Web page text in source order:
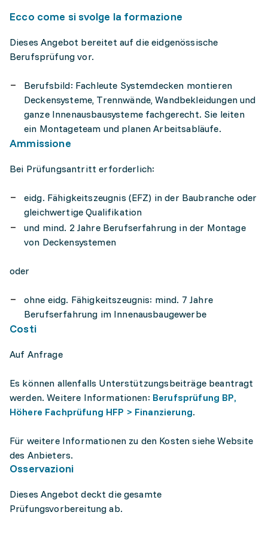
Ecco come si svolge la formazione
Dieses Angebot bereitet auf die eidgenössische
Berufsprüfung vor.
Berufsbild: Fachleute Systemdecken montieren
Deckensysteme, Trennwände, Wandbekleidungen und
ganze Innenausbausysteme fachgerecht. Sie leiten
ein Montageteam und planen Arbeitsabläufe.
Ammissione
Bei Prüfungsantritt erforderlich:
eidg. Fähigkeitszeugnis (EFZ) in der Baubranche oder
gleichwertige Qualifikation
und mind. 2 Jahre Berufserfahrung in der Montage
von Deckensystemen
oder
ohne eidg. Fähigkeitszeugnis: mind. 7 Jahre
Berufserfahrung im Innenausbaugewerbe
Costi
Auf Anfrage
Es können allenfalls Unterstützungsbeiträge beantragt
werden. Weitere Informationen: Berufsprüfung BP,
Höhere Fachprüfung HFP > Finanzierung.
Für weitere Informationen zu den Kosten siehe Website
des Anbieters.
Osservazioni
Dieses Angebot deckt die gesamte
Prüfungsvorbereitung ab.